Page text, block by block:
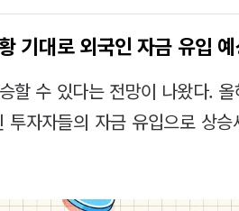
기대로 외국인 자금 유입
할 수 있다는 전망이 나왔다.
자자들의 자금 유입으로 상